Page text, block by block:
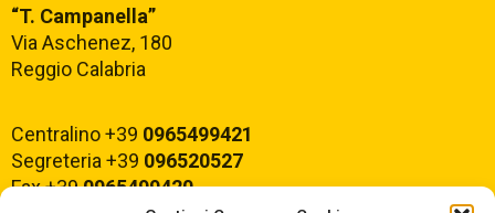
“T. Campanella”
Via Aschenez, 180
Reggio Calabria
Centralino +39 0965499421
Segreteria +39 096520527
Fax +390965499420